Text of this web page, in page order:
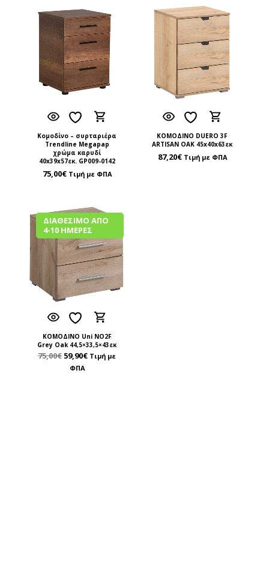
Κομοδίνο – συρταριέρα
Trendline Megapap
χρώμα καρυδί
40x39x57εκ. GP009-0142
75,00€ Τιμή με ΦΠΑ
ΚΟΜΟΔΙΝΟ DUERO 3F
ARTISAN OAK 45x40x63εκ
87,20€ Τιμή με ΦΠΑ
ΔΙΑΘΈΣΙΜΟ ΑΠΌ
4-10 ΗΜΈΡΕΣ
ΚΟΜΟΔΙΝΟ Uni NO2F
Grey Oak 44,5×33,5×43εκ
75,00€ 59,90€ Τιμή με
ΦΠΑ